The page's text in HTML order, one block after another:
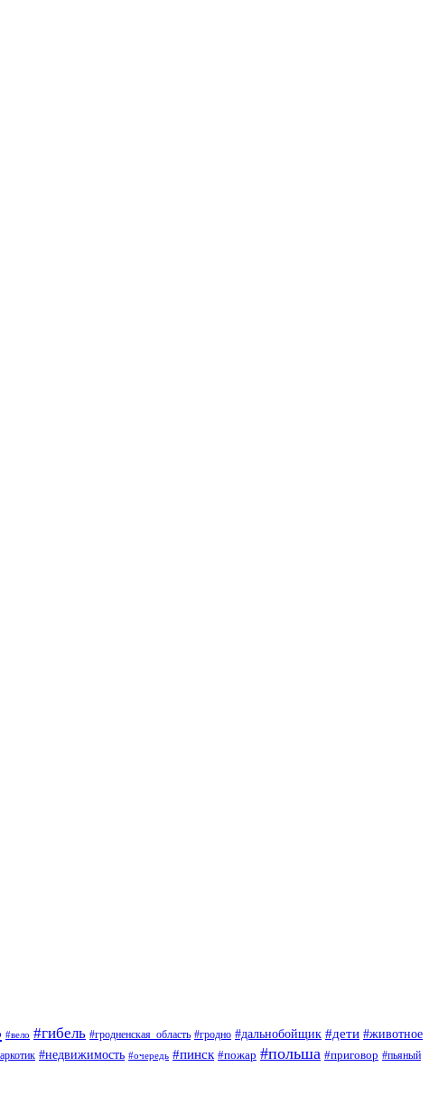
#вело #гибель #гродненская_область #гродно #дальнобойщик #дети #животное
#недвижимость #очередь #пинск #пожар #польша #приговор #пьяный